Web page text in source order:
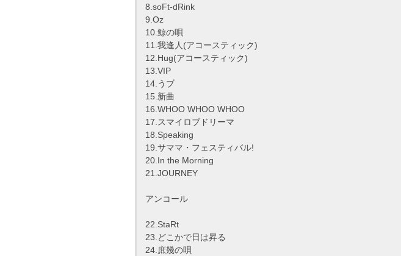
8.soFt-dRink
9.Oz
10.鯨の唄
11.我逢人(アコースティック)
12.Hug(アコースティック)
13.VIP
14.うブ
15.新曲
16.WHOO WHOO WHOO
17.スマイロブドリーマ
18.Speaking
19.サママ・フェスティバル!
20.In the Morning
21.JOURNEY
アンコール
22.StaRt
23.どこかで日は昇る
24.庶幾の唄